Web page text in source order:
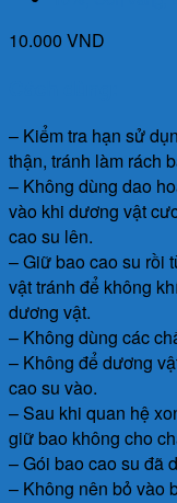
10.000 VND
– Kiểm tra hạn sử
thận, tránh làm rách
– Không dùng dao
vào khi dương vật
cao su lên.
– Giữ bao cao su rồi
vật tránh để không
dương vật.
– Không dùng các
– Không để dương
cao su vào.
– Sau khi quan hệ
giữ bao không cho
– Gói bao cao su đã
– Không nên bỏ vào